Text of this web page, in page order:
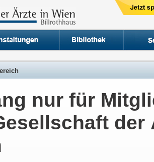
nur für
der